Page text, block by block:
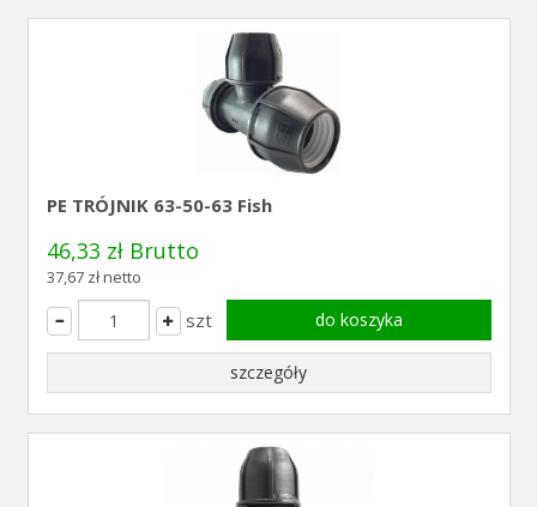
PE TRÓJNIK 63-50-63 Fish
46,33 zł Brutto
37,67 zł netto
szt do koszyka
szczegóły